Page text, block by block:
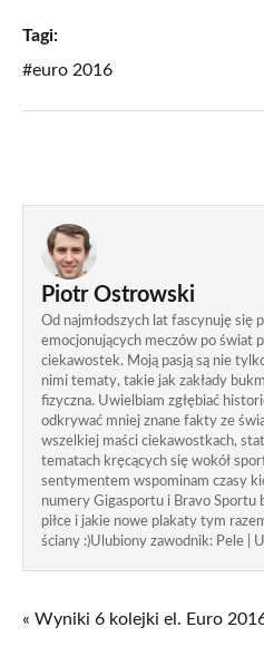
Tagi:
#euro 2016
Piotr Ostrowski
Od najmłodszych lat fascynuję się
emocjonujących meczów po świat
ciekawostek. Moją pasją są nie
nimi tematy, takie jak zakłady
fizyczna. Uwielbiam zgłębiać
odkrywać mniej znane fakty ze
wszelkiej maści ciekawostkach,
tematach kręcących się wokół
sentymentem wspominam czasy
numery Gigasportu i Bravo Sportu
piłce i jakie nowe plakaty tym
ściany :)Ulubiony zawodnik: Pele |
« Wyniki 6 kolejki el. Euro